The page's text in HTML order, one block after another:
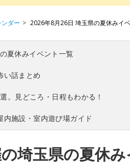
ダー 2026年8月26日 埼玉県の夏休みイ
夏休みイベント一覧
い話まとめ
。見どころ・日程もわかる！
施設・室内遊び場ガイド
埼玉県の夏休